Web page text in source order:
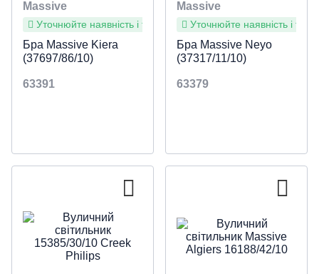
Massive
Уточнюйте наявність і терміни
Бра Massive Kiera
(37697/86/10)
63391
Massive
Уточнюйте наявність і
Бра Massive Neyo
(37317/11/10)
63379